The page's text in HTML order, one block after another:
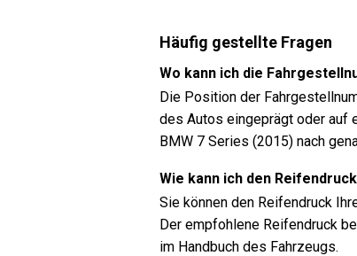
Häufig gestellte Fragen
Wo kann ich die
Die Position der
des Autos eingeprägt oder auf
BMW 7 Series (2015) nach
Wie kann ich den
Sie können den Reifendruck
Der empfohlene Reifendruck
im Handbuch des Fahrzeugs.